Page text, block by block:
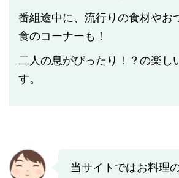
番組途中に、流行りの食材やお
食のコーナーも！
二人の息がぴったり！？の楽し
す。
当サイトではお料理